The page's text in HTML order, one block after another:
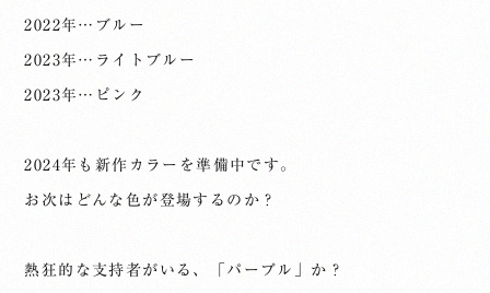
2022年…ブルー
2023年…ライトブルー
2023年…ピンク
2024年も新作カラーを準備中です。
お次はどんな色が登場するのか？
熱狂的な支持者がいる、「パープル」か？